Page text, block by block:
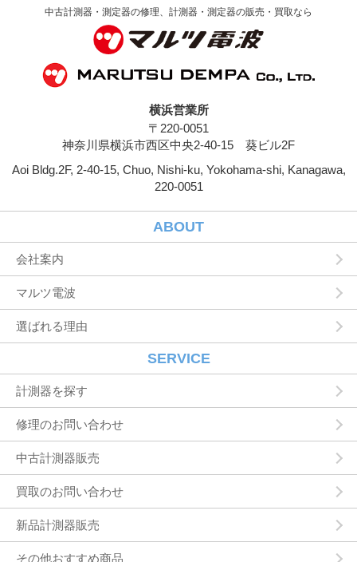
当社は，ユーザーについて，利用したサービス
やソフトウエア，購入した商品，閲覧したペー
ジや広告の履歴，検索した検索キーワード，利
用日時，利用方法，利用環境（携帯端末を通じ
てご利用の場合の当該端末の通信状態，利用に
際しての各種設定情報なども含みます），IPア
識別情報などの履歴情報および特性情報を，ユ
ーザーが当社や提携先のサービスを利用しまた
はページを閲覧する際に収集します。
第３条（個人情報を収集・利用する目的）
当社が個人情報を収集・利用する目的は，以下
ユーザーに自分の登録情報の閲覧や修正，利用
状況の閲覧を行っていただくために，氏名，住
の代金などに関する情報を表示する目的
アドレスを利用する場合やユーザーに商品を送
名や住所などの連絡先情報を利用する目的
ユーザーの本人確認を行うために，氏名，生年
月日，住所，電話番号，銀行口座番号，クレジ
商品名や数量，利用されたサービスの種類や期
情報などを利用する目的
ユーザーが簡便にデータを入力できるようにす
るために，当社に登録されている情報を入力画
含みます）に転送したりする目的
中古計測器・測定器の修理、計測器・測定器の販売・買取なら
横浜営業所
〒220-0051
神奈川県横浜市西区中央2-40-15 葵ビル2F
Aoi Bldg.2F, 2-40-15, Chuo, Nishi-ku, Yokohama-shi, Kanagawa,
220-0051
ABOUT
会社案内
マルツ電波
選ばれる理由
SERVICE
計測器を探す
修理のお問い合わせ
中古計測器販売
買取のお問い合わせ
新品計測器販売
その他おすすめ商品